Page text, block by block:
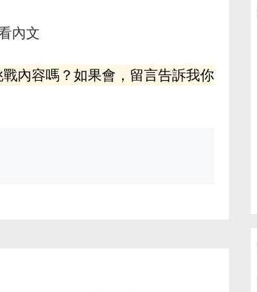
內文
內容嗎？如果會，留言告訴我你